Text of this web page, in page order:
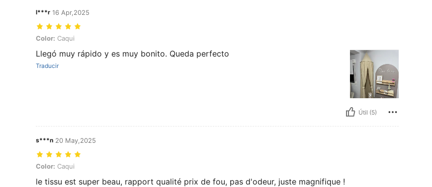
l***r 16 Apr,2025
Color: Caqui
Color: Caqui
Llegó muy rápido y es muy bonito. Queda perfecto
Traducir
Útil (5)
s***n 20 May,2025
Color: Caqui
Color: Caqui
le tissu est super beau, rapport qualité prix de fou, pas d'odeur, juste magnifique !